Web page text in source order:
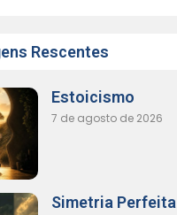
Rescentes
Estoicismo
7 de agosto de 2026
Simetria Perfeita